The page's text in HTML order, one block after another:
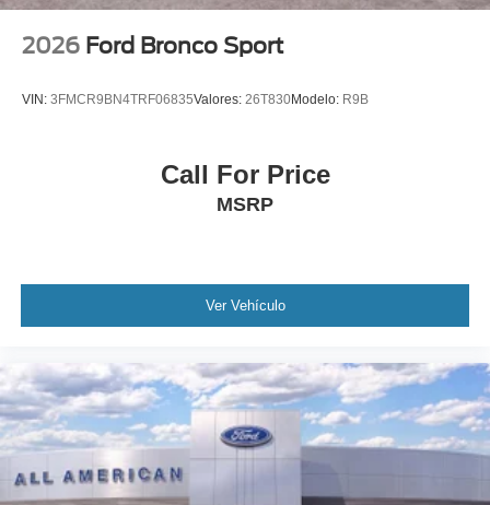
2026 Ford Bronco Sport
VIN: 3FMCR9BN4TRF06835Valores: 26T830Modelo: R9B
Call For Price
MSRP
Ver Vehículo